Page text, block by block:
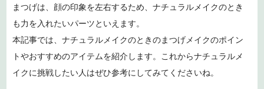
まつげは、顔の印象を左右するため、ナチュラルメイクのとき
も力を入れたいパーツといえます。
本記事では、ナチュラルメイクのときのまつげメイクのポイン
トやおすすめのアイテムを紹介します。これからナチュラルメ
イクに挑戦したい人はぜひ参考にしてみてくださいね。